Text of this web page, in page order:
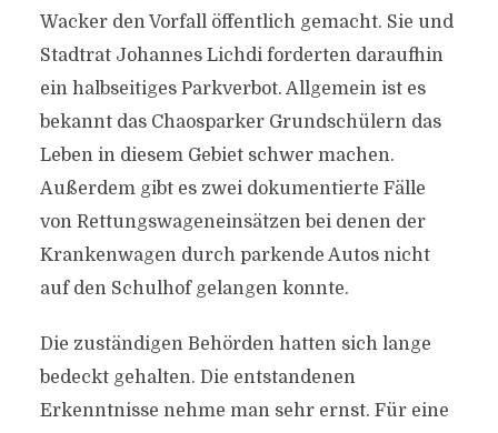
Wacker den Vorfall öffentlich gemacht. Sie und
Stadtrat Johannes Lichdi forderten daraufhin
ein halbseitiges Parkverbot. Allgemein ist es
bekannt das Chaosparker Grundschülern das
Leben in diesem Gebiet schwer machen.
Außerdem gibt es zwei dokumentierte Fälle
von Rettungswageneinsätzen bei denen der
Krankenwagen durch parkende Autos nicht
auf den Schulhof gelangen konnte.
Die zuständigen Behörden hatten sich lange
bedeckt gehalten. Die entstandenen
Erkenntnisse nehme man sehr ernst. Für eine